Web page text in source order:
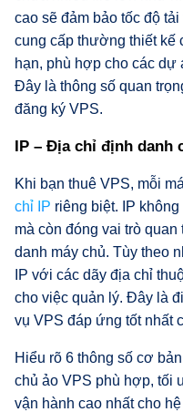
cao sẽ đảm bảo tốc độ
cung cấp thường thiết kế
hạn, phù hợp cho các
Đây là thông số quan
đăng ký VPS.
IP – Địa chỉ định danh
Khi bạn thuê VPS, mỗi
chỉ IP riêng biệt. IP
mà còn đóng vai trò
danh máy chủ. Tùy theo
IP với các dãy địa chỉ
cho việc quản lý. Đây là
vụ VPS đáp ứng tốt nhất
Hiểu rõ 6 thông số cơ
chủ ảo VPS phù hợp, tối
vận hành cao nhất cho